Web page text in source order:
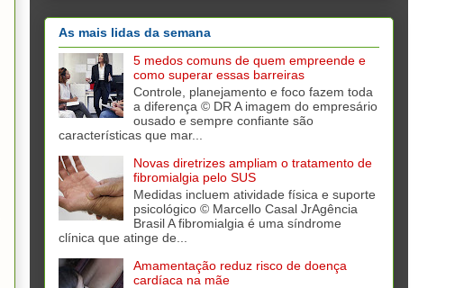
As mais lidas da semana
5 medos comuns de quem empreende e
como superar essas barreiras
Controle, planejamento e foco fazem toda
a diferença © DR A imagem do empresário
ousado e sempre confiante são
características que mar...
Novas diretrizes ampliam o tratamento de
fibromialgia pelo SUS
Medidas incluem atividade física e suporte
psicológico © Marcello Casal JrAgência
Brasil A fibromialgia é uma síndrome
clínica que atinge de...
Amamentação reduz risco de doença
cardíaca na mãe